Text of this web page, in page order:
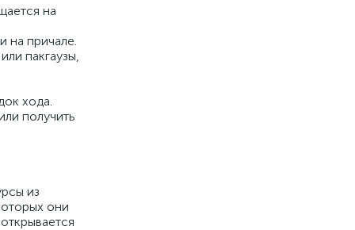
на
на причале.
пакгаузы,
хода.
получить
из
они